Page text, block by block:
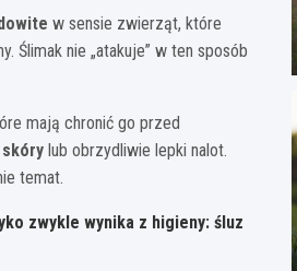
w sensie zwierząt, które
Ślimak nie „atakuje” w ten sposób
mają chronić go przed
lub obrzydliwie lepki nalot.
temat.
zwykle wynika z higieny: śluz